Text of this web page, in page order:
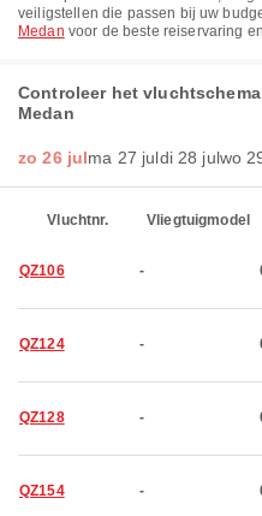
veiligstellen die passen bij uw
Medan voor de beste reiservaring
Controleer het
Medan
zo 26 julma 27 juldi 28 julwo
Vluchtnr. Vliegtuigmodel
QZ106 -
QZ124 -
QZ128 -
QZ154 -